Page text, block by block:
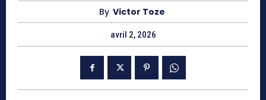
By Victor Toze
avril 2, 2026